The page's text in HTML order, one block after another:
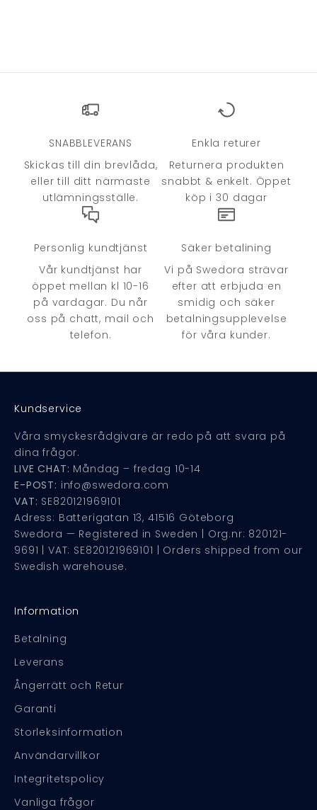
SNABBLEVERANS
Skickas till din brevlåda,
eller till ditt närmaste
utlämningsställe.
Enkla returer
Returnera produkten
snabbt & enkelt. Öppet
köp i 30 dagar
Personlig kundtjänst
Vår kundtjänst har
öppet mellan kl 10-16
på vardagar. Du når
oss på chatt, mail och
telefon.
Säker betalining
Vi på Swedora strävar
efter att erbjuda en
smidig och säker
betalningsupplevelse
för våra kunder.
Kundservice
Våra smyckesrådgivare är redo på att svara på
dina frågor.
LIVE CHAT: Måndag – fredag 10-14
E-POST: info@swedora.com
VAT: SE820121969101
Adress: Batterigatan 13, 41516 Göteborg
Swedora — Registered in Sweden | Org.nr: 820121-
9691 | VAT: SE820121969101 | Orders shipped from our
Swedish warehouse.
Information
Betalning
Leverans
Ångerrätt och Retur
Garanti
Storleksinformation
Användarvillkor
Integritetspolicy
Vanliga frågor